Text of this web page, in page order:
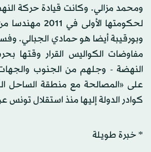
ومحمد مزالي. وكانت قيادة حركة
لحكومتها الأولى
وبورقيبة أيضا هو حمادي الجبالي.
مفاوضات الكواليس القرار وقتها
النهضة - وجلهم من الجنوب والجهات
على «المصالحة مع منطقة الساحل
كوادر الدولة إليها منذ استقلال تونس
* خبرة طويلة